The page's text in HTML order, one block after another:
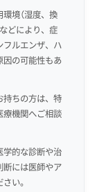
境（湿度、換
どにより、症
フルエンザ、ハ
因の可能性もあ
持ちの方は、特
療機関へご相談
学的な診断や治
断には医師やア
い。